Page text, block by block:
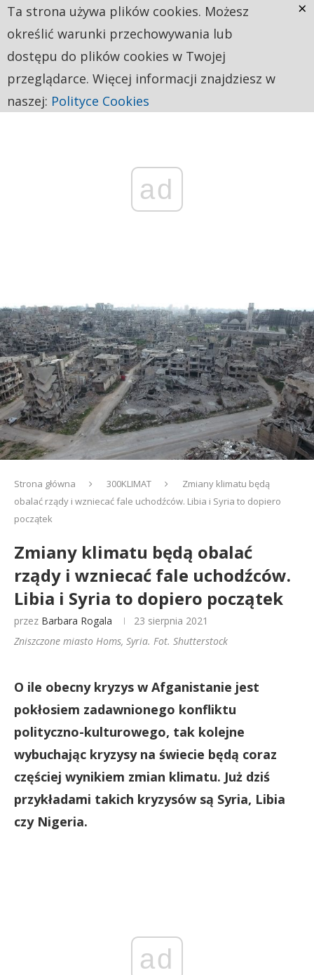
ad
Strona główna 300KLIMAT
Zmiany klimatu będą
obalać rządy i wzniecać fale uchodźców. Libia i Syria to dopiero
początek
Zmiany klimatu będą obalać
rządy i wzniecać fale uchodźców.
Libia i Syria to dopiero początek
przez Barbara Rogala
23 sierpnia 2021
Zniszczone miasto Homs, Syria. Fot. Shutterstock
O ile obecny kryzys w Afganistanie jest
pokłosiem zadawnionego konfliktu
polityczno-kulturowego, tak kolejne
wybuchając kryzysy na świecie będą coraz
częściej wynikiem zmian klimatu. Już dziś
przykładami takich kryzysów są Syria, Libia
czy Nigeria.
ad
Ta strona używa plików cookies. Możesz
określić warunki przechowywania lub
dostępu do plików cookies w Twojej
przeglądarce. Więcej informacji znajdziesz w
naszej: Polityce Cookies
×